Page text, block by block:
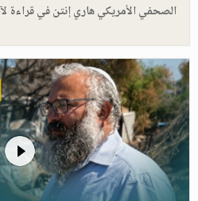
الصحفي الأمريكي هاري إنتن في